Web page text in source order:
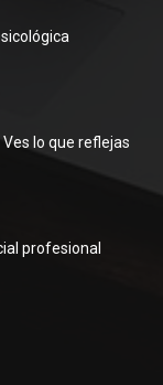
lo que reflejas
profesional